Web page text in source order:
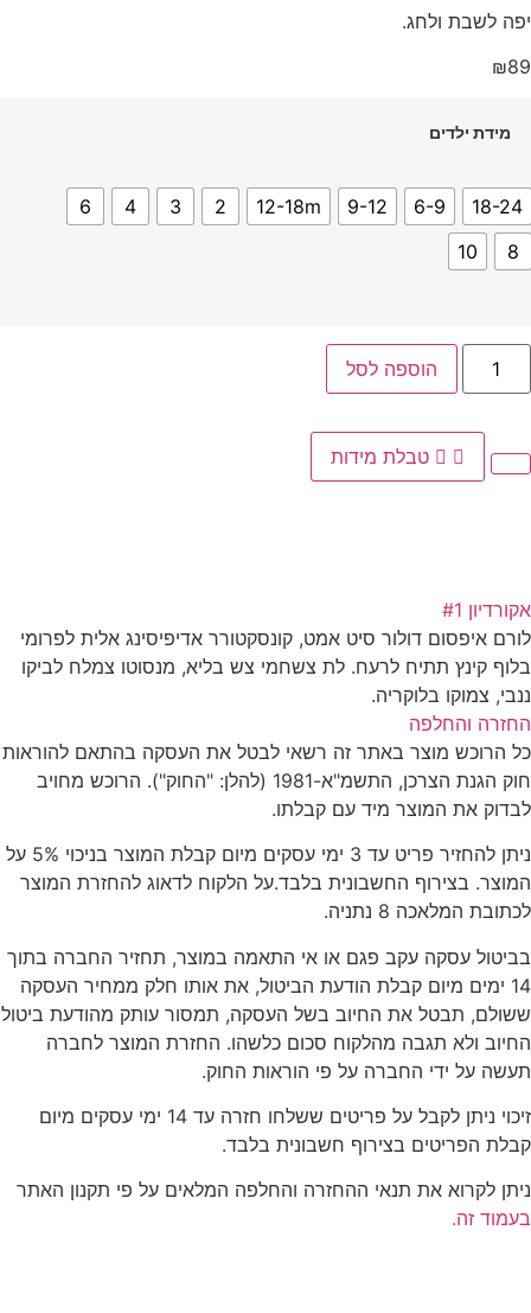
יפה לשבת ולחג.
₪89
מידת ילדים
18-24
6-9
9-12
12-18m
2
3
4
6
8
10
הוספה לסל
טבלת מידות
אקורדיון #1
לורם איפסום דולור סיט אמט, קונסקטורר אדיפיסינג אלית לפרומי
בלוף קינץ תתיח לרעח. לת צשחמי צש בליא, מנסוטו צמלח לביקו
ננבי, צמוקו בלוקריה.
החזרה והחלפה
כל הרוכש מוצר באתר זה רשאי לבטל את העסקה בהתאם להוראות
חוק הגנת הצרכן, התשמ"א-1981 (להלן: "החוק"). הרוכש מחויב
לבדוק את המוצר מיד עם קבלתו.
ניתן להחזיר פריט עד 3 ימי עסקים מיום קבלת המוצר בניכוי 5% על
המוצר. בצירוף החשבונית בלבד.על הלקוח לדאוג להחזרת המוצר
לכתובת המלאכה 8 נתניה.
בביטול עסקה עקב פגם או אי התאמה במוצר, תחזיר החברה בתוך
14 ימים מיום קבלת הודעת הביטול, את אותו חלק ממחיר העסקה
ששולם, תבטל את החיוב בשל העסקה, תמסור עותק מהודעת ביטול
החיוב ולא תגבה מהלקוח סכום כלשהו. החזרת המוצר לחברה
תעשה על ידי החברה על פי הוראות החוק.
זיכוי ניתן לקבל על פריטים ששלחו חזרה עד 14 ימי עסקים מיום
קבלת הפריטים בצירוף חשבונית בלבד.
ניתן לקרוא את תנאי ההחזרה והחלפה המלאים על פי תקנון האתר
בעמוד זה.